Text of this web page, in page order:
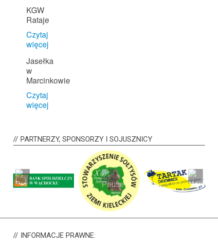
KGW
Rataje
Czytaj
więcej
Jasełka
w
Marcinkowie
Czytaj
więcej
PARTNERZY, SPONSORZY I SOJUSZNICY
INFORMACJEPRAWNE: